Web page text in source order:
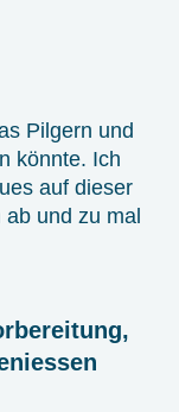
Pilgern und
könnte. Ich
auf dieser
und zu mal